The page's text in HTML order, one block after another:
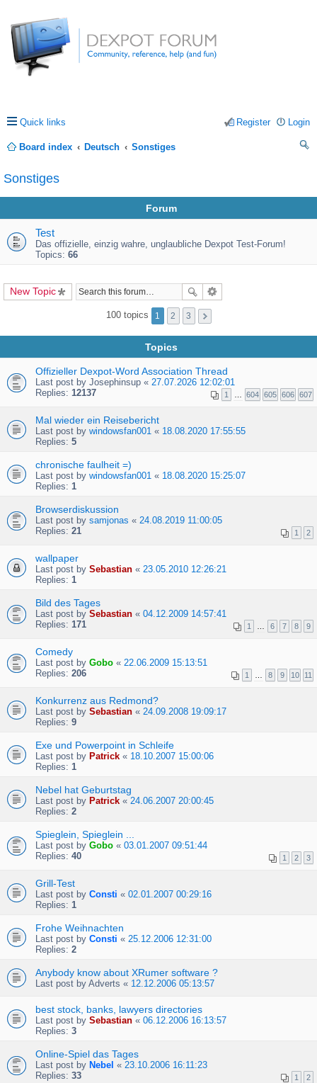
Quick links Login
Register
Board index Deutsch
Sonstiges
Sonstiges
Forum
Test
Das offizielle, einzig wahre, unglaubliche Dexpot Test-Forum!
Topics: 66
New Topic
100 topics 1 2 3
Topics
Offizieller Dexpot-Word Association Thread
Last post by Josephinsup « 27.07.2026 12:02:01
Replies: 12137 1 604 605 606 607
Mal wieder ein Reisebericht
Last post by windowsfan001 « 18.08.2020 17:55:55
Replies: 5
chronische faulheit =)
Last post by windowsfan001 « 18.08.2020 15:25:07
Replies: 1
Browserdiskussion
Last post by samjonas « 24.08.2019 11:00:05
Replies: 21 1 2
wallpaper
Last post by Sebastian « 23.05.2010 12:26:21
Replies: 1
Bild des Tages
Last post by Sebastian « 04.12.2009 14:57:41
Replies: 171 1 6 7 8 9
Comedy
Last post by Gobo « 22.06.2009 15:13:51
Replies: 206 1 8 9 10 11
Konkurrenz aus Redmond?
Last post by Sebastian « 24.09.2008 19:09:17
Replies: 9
Exe und Powerpoint in Schleife
Last post by Patrick « 18.10.2007 15:00:06
Replies: 1
Nebel hat Geburtstag
Last post by Patrick « 24.06.2007 20:00:45
Replies: 2
Spieglein, Spieglein ...
Last post by Gobo « 03.01.2007 09:51:44
Replies: 40 1 2 3
Grill-Test
Last post by Consti « 02.01.2007 00:29:16
Replies: 1
Frohe Weihnachten
Last post by Consti « 25.12.2006 12:31:00
Replies: 2
Anybody know about XRumer software ?
Last post by Adverts « 12.12.2006 05:13:57
best stock, banks, lawyers directories
Last post by Sebastian « 06.12.2006 16:13:57
Replies: 3
Online-Spiel das Tages
Last post by Nebel « 23.10.2006 16:11:23
Replies: 33 1 2